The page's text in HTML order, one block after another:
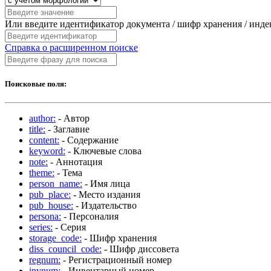
Или введите идентификатор документа / шифр хранения /
Справка о расширенном поиске
Поисковые поля:
author: - Автор
title: - Заглавие
content: - Содержание
keyword: - Ключевые слова
note: - Аннотация
theme: - Тема
person_name: - Имя лица
pub_place: - Место издания
pub_house: - Издательство
persona: - Персоналия
series: - Серия
storage_code: - Шифр хранения
diss_council_code: - Шифр диссовета
regnum: - Регистрационный номер